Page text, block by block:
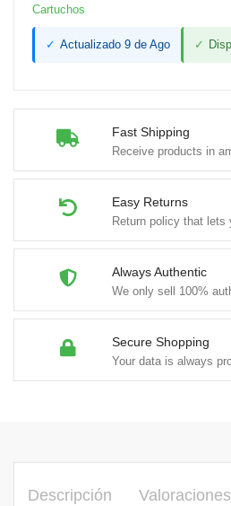
Fast Shipping
Receive products in
Easy Returns
Return policy that lets
Always Authentic
We only sell 100%
Secure Shopping
Your data is always
cantidad
Cartuchos
✓ Actualizado 9 de Ago ✓
Descripción